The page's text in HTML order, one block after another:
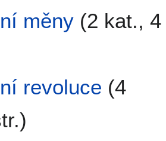
měny (2 kat., 4
revoluce (4